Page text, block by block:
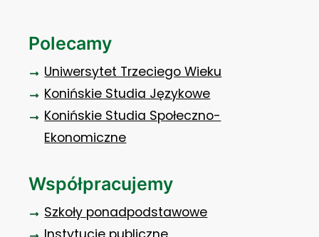
Polecamy
Uniwersytet Trzeciego Wieku
Konińskie Studia Językowe
Konińskie Studia Społeczno-
Ekonomiczne
Współpracujemy
Szkoły ponadpodstawowe